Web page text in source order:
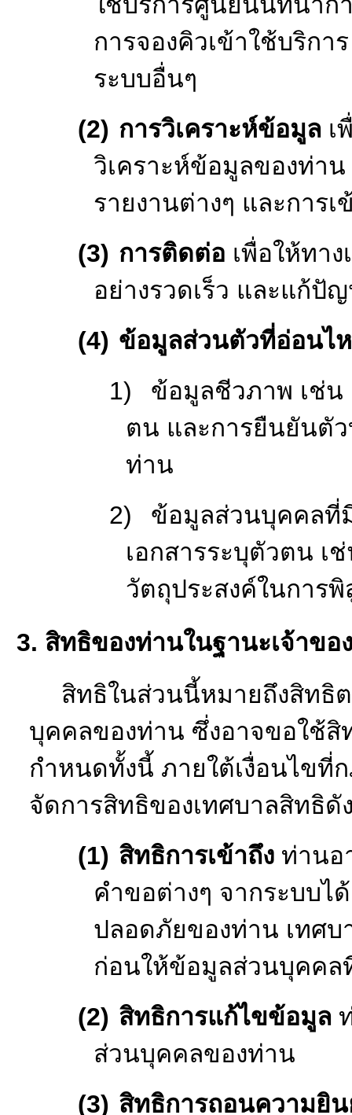
สัมพันธ์อื่นๆ และ
ท่านกับระบบบริ
เห็นของท่านต่อ
ละเอียดการเรีย
เทศบาลเก็บรวบรวมข้
ของท่านเพื่อวัตถุประสงค์ใ
เทศบาลอาจเก็บร
อ่อนไหวเพื่อวัตถุประส
(1) การใช้งานระบ
เกี่ยวข้องกับการ
แจ้งคำร้องเรียนร้
ศึกษาดูงาน ข้อมู
ใช้บริการศูนย์นัน
การจองคิวเข้าใช้
ระบบอื่นๆ
(2) การวิเคราะห์ข้
วิเคราะห์ข้อมูลขอ
รายงานต่างๆ และ
(3) การติดต่อเพื่อใ
อย่างรวดเร็ว แล
ข้อมูลส่วนตัวที่
1)
ข้อมูลชีวภาพ
ตน และการยืน